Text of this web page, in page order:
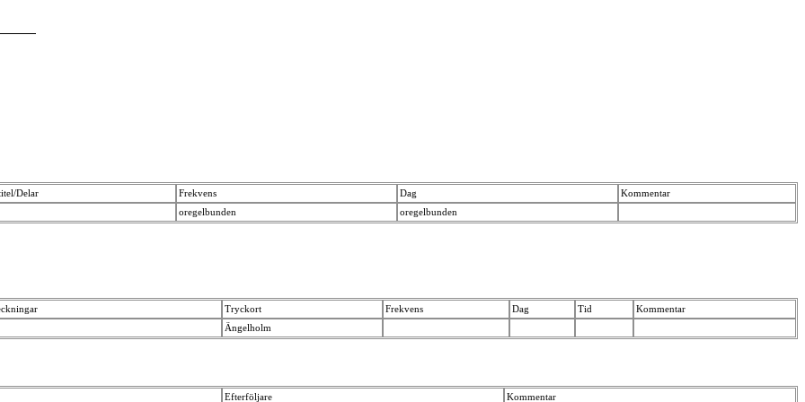
Delar Frekvens Dag
Kommentar
oregelbunden
oregelbunden
Tryckort Frekvens Dag Tid
Kommentar
Ängelholm
Efterföljare Kommentar